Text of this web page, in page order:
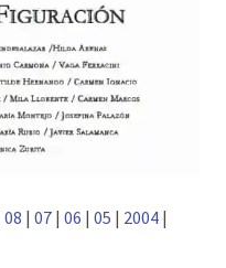
08 | 07| 06 | 05 | 2004|